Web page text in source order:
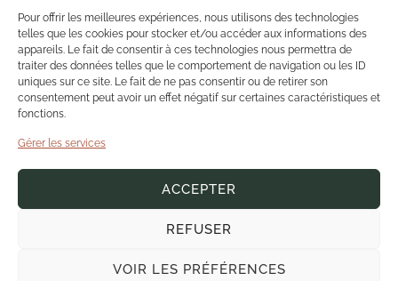
Pour offrir les meilleures expériences, nous utilisons des technologies
telles que les cookies pour stocker et/ou accéder aux informations des
appareils. Le fait de consentir à ces technologies nous permettra de
traiter des données telles que le comportement de navigation ou les ID
uniques sur ce site. Le fait de ne pas consentir ou de retirer son
consentement peut avoir un effet négatif sur certaines caractéristiques et
fonctions.
Gérer les services
ACCEPTER
REFUSER
VOIR LES PRÉFÉRENCES
pour le
végétal
depuis 1973
pour vous
proposer
des
produits de
dans un
sain.